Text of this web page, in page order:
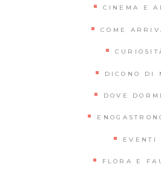
CINEMA E
COME
DICONO DI
DOVE
EVENTI
FLORA E